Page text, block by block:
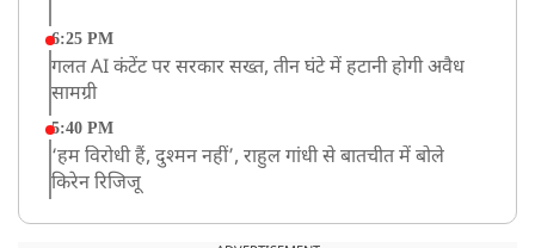
6:25 PM
गलत AI कंटेंट पर सरकार सख्त, तीन घंटे में हटानी होगी अवैध
सामग्री
5:40 PM
‘हम विरोधी हैं, दुश्मन नहीं’, राहुल गांधी से बातचीत में बोले
किरेन रिजिजू